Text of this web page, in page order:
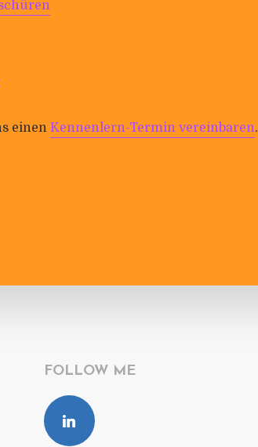
einen Ken­nen­lern-Termin ver­ein­baren.
FOLLOW ME